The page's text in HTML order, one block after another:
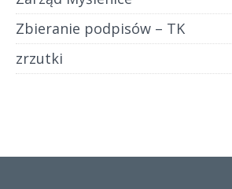
Zbieranie podpisów – TK
zrzutki